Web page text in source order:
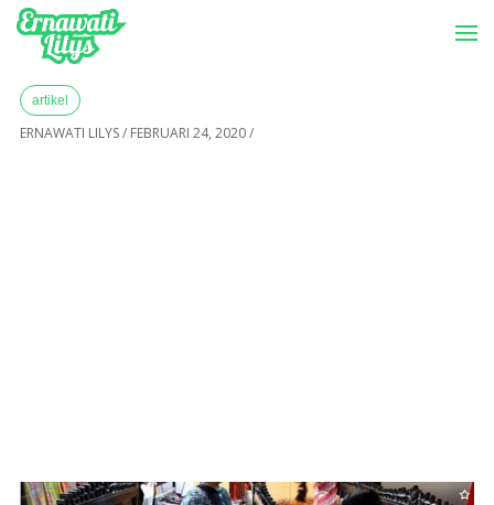
-->
Home»Archives for Februari 2020
artikel
ERNAWATI LILYS/ FEBRUARI 24, 2020/